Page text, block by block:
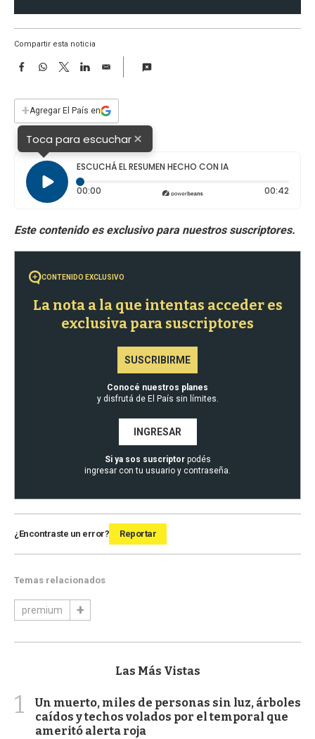
Compartir esta noticia
F
e
b
o
o
W
s
p
p
T
w
t
r
L
I
n
E
i
l
+Agregar El País en
Toca para escuchar×
ESCUCHÁ EL RESUMEN HECHO CON IA
00:00 Tiempo transcurrido: 0 segundos 00:42
CONTENIDO EXCLUSIVO
La nota a la que intentas acceder es
exclusiva para suscriptores
SUSCRIBIRME
Conocé nuestros planes
y disfrutá de El País sin límites.
INGRESAR
Si ya sos suscriptorpodés
ingresar con tu usuario y contraseña.
¿Encontraste un error? Reportar
Temas relacionados
premium
Las Más Vistas
1
Un muerto, miles de personas sin luz, árboles
caídos y techos volados por el temporal que
ameritó alerta roja